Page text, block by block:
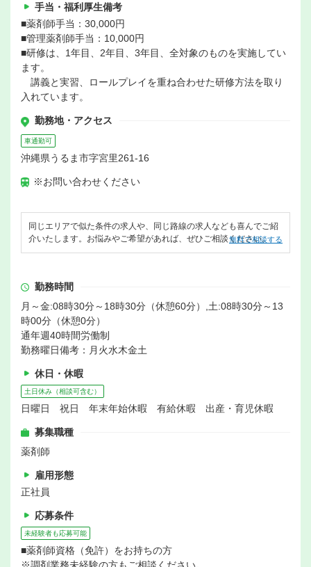
手当・福利厚生備考
■薬剤師手当：30,000円
■管理薬剤師手当：10,000円
■研修は、1年目、2年目、3年目、全対象のものを実施してい
ます。
講義と実習、ロールプレイを重ね合わせた研修方法を取り
入れています。
勤務地・アクセス
車通勤可
沖縄県うるま市字宮里261-16
※お問い合わせください
同じエリアで似た条件の求人や、同じ路線の求人なども喜んでご紹
介いたします。お悩みやご希望があれば、ぜひご相談ください。
無料で相談する
勤務時間
月～金:08時30分～18時30分（休憩60分）,土:08時30分～13
時00分（休憩0分）
通年週40時間労働制
勤務曜日備考：月火水木金土
休日・休暇
土日休み（相談可含む）
日曜日 祝日 年末年始休暇 有給休暇 出産・育児休暇
募集職種
薬剤師
雇用形態
正社員
応募条件
未経験者も応募可能
■薬剤師資格（免許）をお持ちの方